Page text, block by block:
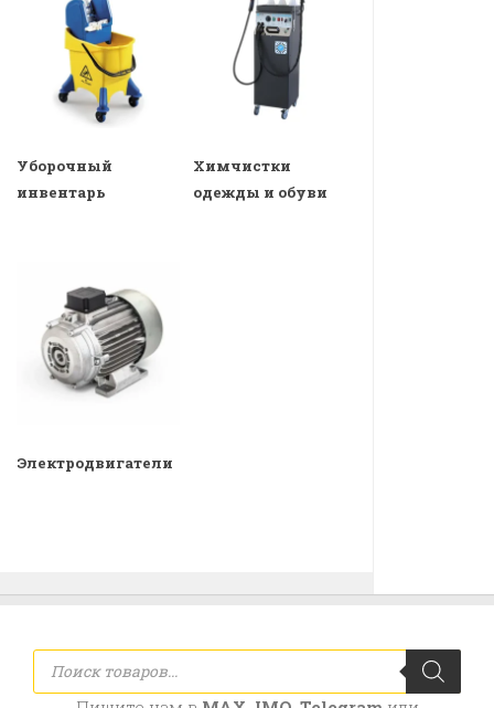
Уборочный
инвентарь
Химчистки
одежды и обуви
Электродвигатели
Поиск
товаров